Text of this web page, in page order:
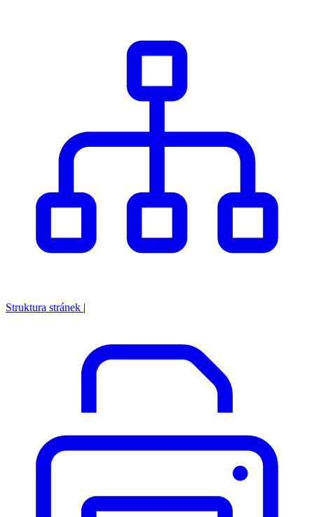
Struktura stránek |